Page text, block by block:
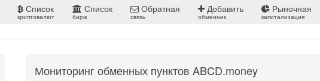
Список
криптовалют
Список
бирж
Обратная
связь
Добавить
обменник
Рыночная
капитализация
Мониторинг обменных пунктов ABCD.money